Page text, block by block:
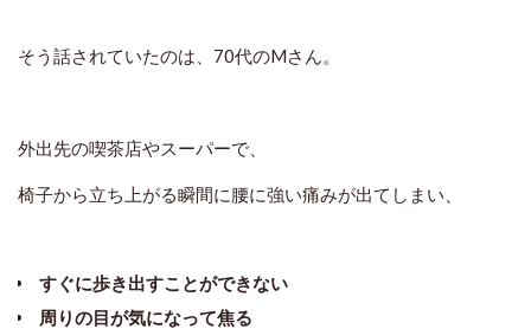
そう話されていたのは、70代のMさん。
外出先の喫茶店やスーパーで、
椅子から立ち上がる瞬間に腰に強い痛みが出てしまい、
すぐに歩き出すことができない
周りの目が気になって焦る